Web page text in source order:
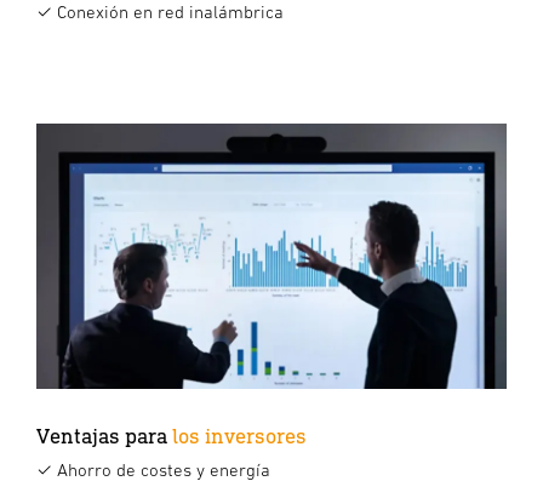
✓ Conexión en red inalámbrica
Ventajas paralos inversores
✓ Ahorro de costes y energía